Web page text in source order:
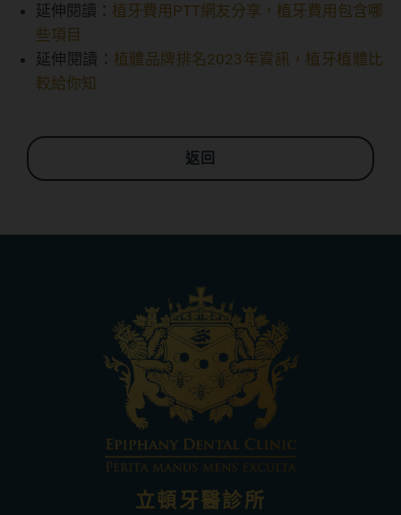
延伸閱讀： 植牙費用PTT網友分享，植牙費用包含哪
些項目
延伸閱讀： 植體品牌排名2023年資訊，植牙植體比
較給你知
返回
立頓牙醫診所